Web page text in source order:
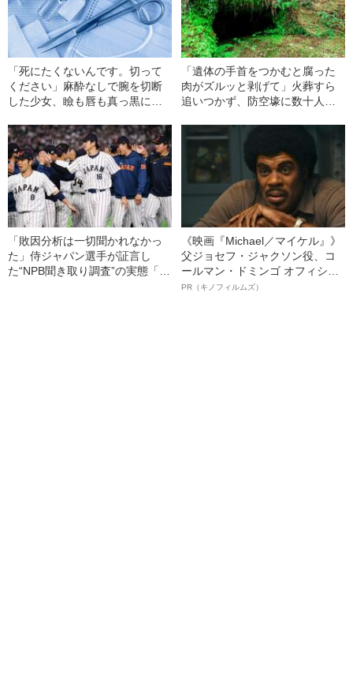
「死にたくないんです。切って
ください」麻酔なしで腕を切断
した少女、瞼も唇も真っ黒に腫
い」と息絶えた少年…原爆投下
直後に“広島の離島で起きていた
知られざる被害の実情
「遺体の手首をつかむと腐った
肉がズルッと剥げて」火葬すら
追いつかず、防空壕に数十人
た少年兵が明かした“過酷すぎる
任務”とは
「敗因分析は一切聞かれなかっ
た」侍ジャパン選手が証言し
た“NPB聞き取り調査”の実態「選
《映画『Michael／マイケル』》
父ジョセフ・ジャクソン役、コ
ールマン・ドミンゴ オフィシャ
ルインタビュー“観客を魅了した
PR（キノフィルムズ）